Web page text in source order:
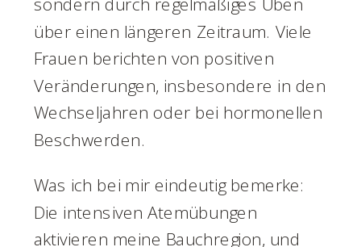
über einen längeren Zeitraum. Viele
Frauen berichten von positiven
Veränderungen, insbesondere in den
Wechseljahren oder bei hormonellen
Beschwerden.
Was ich bei mir eindeutig bemerke:
Die intensiven Atemübungen
aktivieren meine Bauchregion, und